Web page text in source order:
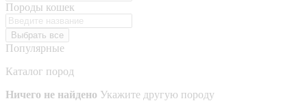
Породы кошек
Выбрать все
Популярные
Каталог пород
Ничего не найдено Укажите другую породу